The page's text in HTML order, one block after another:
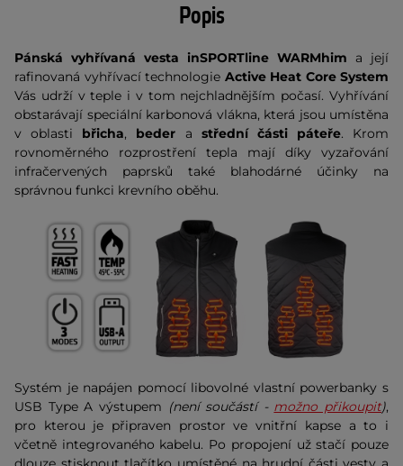
Popis
Pánská vyhřívaná vesta inSPORTline WARMhim a její
rafinovaná vyhřívací technologie Active Heat Core System
Vás udrží v teple i v tom nejchladnějším počasí. Vyhřívání
obstarávají speciální karbonová vlákna, která jsou umístěna
v oblasti břicha, beder a střední části páteře. Krom
rovnoměrného rozprostření tepla mají díky vyzařování
infračervených paprsků také blahodárné účinky na
správnou funkci krevního oběhu.
Systém je napájen pomocí libovolné vlastní powerbanky s
USB Type A výstupem (není součástí - možno přikoupit),
pro kterou je připraven prostor ve vnitřní kapse a to i
včetně integrovaného kabelu. Po propojení už stačí pouze